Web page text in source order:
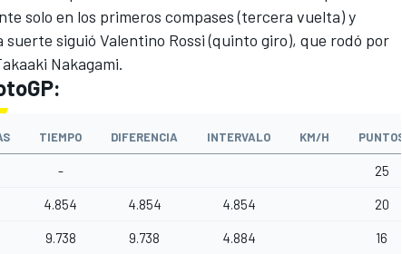
solo en los primeros compases (tercera vuelta) y
siguió Valentino Rossi (quinto giro), que rodó por
Nakagami.
TIEMPO DIFERENCIA INTERVALO KM/H PUNTOS
- 25
4.854 4.854 4.854 20
9.738 9.738 4.884 16